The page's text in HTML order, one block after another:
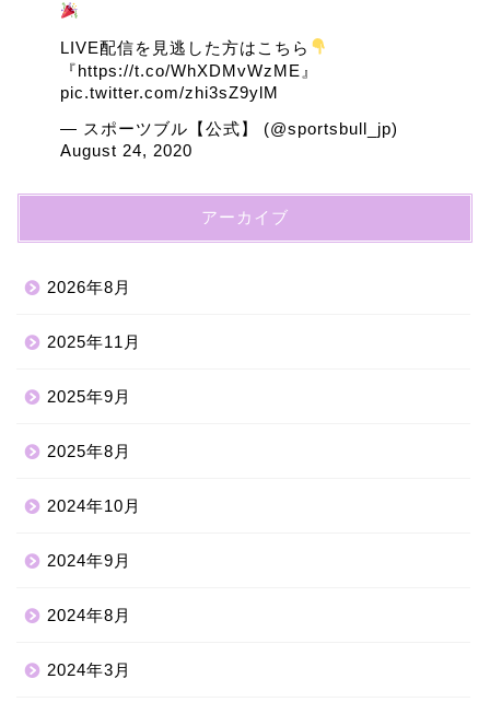
LIVE配信を見逃した方はこちら
『https://t.co/WhXDMvWzME 』
pic.twitter.com/zhi3sZ9ylM
— スポーツブル【公式】 (@sportsbull_jp)
August 24, 2020
アーカイブ
2026年8月
2025年11月
2025年9月
2025年8月
2024年10月
2024年9月
2024年8月
2024年3月